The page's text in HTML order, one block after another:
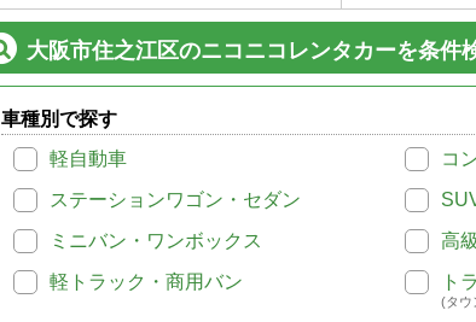
大阪市住之江区のニコニコレンタカーを条件
車種別で探す
軽自動車
コ
ステーションワゴン・セダン
ミニバン・ワンボックス
高
軽トラック・商用バン
ト
(タウ